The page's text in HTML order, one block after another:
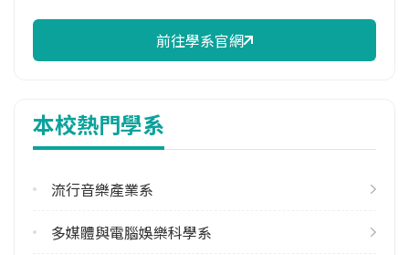
113學年度上學期
113學年度下學期
4
學系電話
前往學系官網
本校熱門學系
流行音樂產業系
多媒體與電腦娛樂科學系